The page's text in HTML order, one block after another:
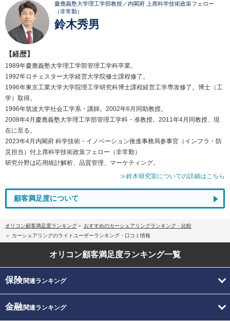
慶應義塾大学理工学部教授／内閣府 上席科学技術政策フェロー
（非常勤）
鈴木秀男
【経歴】
1989年慶應義塾大学理工学部管理工学科卒業。
1992年ロチェスター大学経営大学院修士課程修了。
1996年東京工業大学大学院理工学研究科博士課程経営工学専攻修了。博士（工
学）取得。
1996年筑波大学社会工学系・講師。2002年6月同助教授。
2008年4月慶應義塾大学理工学部管理工学科・准教授。2011年4月同教授、現
在に至る。
2023年4月内閣府 科学技術・イノベーション推進事務局参事官（インフラ・防
災担当）付上席科学技術政策フェロー（非常勤）
研究分野は応用統計解析、品質管理、マーケティング。
≫鈴木研究室についての詳細はこちら
顧客満足度について
オリコン顧客満足度ランキング
おすすめのカーシェアリングランキング・比較
カーシェアリングのライトユーザーランキング・口コミ情報
オリコン顧客満足度ランキング一覧
保険関連ランキング
金融関連ランキング